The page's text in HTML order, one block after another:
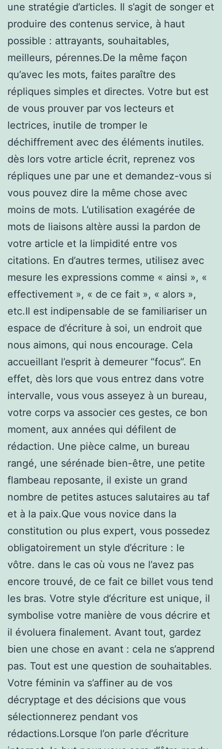
une stratégie d’articles. Il s’agit de songer et
produire des contenus service, à haut
possible : attrayants, souhaitables,
meilleurs, pérennes.De la même façon
qu’avec les mots, faites paraître des
répliques simples et directes. Votre but est
de vous prouver par vos lecteurs et
lectrices, inutile de tromper le
déchiffrement avec des éléments inutiles.
dès lors votre article écrit, reprenez vos
répliques une par une et demandez-vous si
vous pouvez dire la même chose avec
moins de mots. L’utilisation exagérée de
mots de liaisons altère aussi la pardon de
votre article et la limpidité entre vos
citations. En d’autres termes, utilisez avec
mesure les expressions comme « ainsi », «
effectivement », « de ce fait », « alors »,
etc.Il est indipensable de se familiariser un
espace de d’écriture à soi, un endroit que
nous aimons, qui nous encourage. Cela
accueillant l’esprit à demeurer “focus”. En
effet, dès lors que vous entrez dans votre
intervalle, vous vous asseyez à un bureau,
votre corps va associer ces gestes, ce bon
moment, aux années qui défilent de
rédaction. Une pièce calme, un bureau
rangé, une sérénade bien-être, une petite
flambeau reposante, il existe un grand
nombre de petites astuces salutaires au taf
et à la paix.Que vous novice dans la
constitution ou plus expert, vous possedez
obligatoirement un style d’écriture : le
vôtre. dans le cas où vous ne l’avez pas
encore trouvé, de ce fait ce billet vous tend
les bras. Votre style d’écriture est unique, il
symbolise votre manière de vous décrire et
il évoluera finalement. Avant tout, gardez
bien une chose en avant : cela ne s’apprend
pas. Tout est une question de souhaitables.
Votre féminin va s’affiner au de vos
décryptage et des décisions que vous
sélectionnerez pendant vos
rédactions.Lorsque l’on parle d’écriture